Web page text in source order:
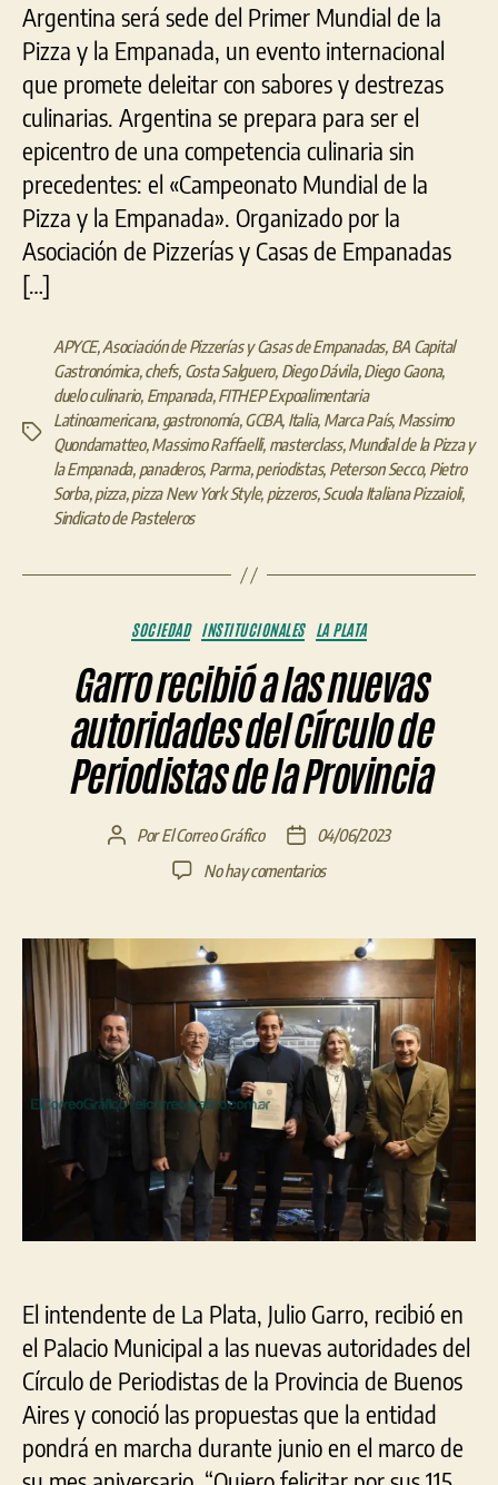
Argentina será sede del Primer Mundial de la
Pizza y la Empanada, un evento internacional
que promete deleitar con sabores y destrezas
culinarias. Argentina se prepara para ser el
epicentro de una competencia culinaria sin
precedentes: el «Campeonato Mundial de la
Pizza y la Empanada». Organizado por la
Asociación de Pizzerías y Casas de Empanadas
[…]
Etiquetas
APYCE,Asociación de Pizzerías y Casas de Empanadas, BA Capital
Gastronómica,chefs, Costa Salguero, Diego Dávila,Diego Gaona,
duelo culinario, Empanada,FITHEP Expoalimentaria
Latinoamericana, gastronomía,GCBA, Italia, Marca País, Massimo
Quondamatteo,Massimo Raffaelli, masterclass,Mundial de la Pizza y
la Empanada, panaderos, Parma,periodistas, Peterson Secco, Pietro
Sorba,pizza,pizza New York Style, pizzeros,Scuola Italiana Pizzaioli,
Sindicato de Pasteleros
Categorías
SOCIEDAD INSTITUCIONALES LA PLATA
Garro recibió a las nuevas
autoridades del Círculo de
Periodistas de la Provincia
AutorPorEl Correo Gráfico
Fecha
de
04/06/2023
No hay comentariosen
a
las
nuevas
autoridades
del
Círculo
de
Periodistas
de
la
Provincia
El intendente de La Plata, Julio Garro, recibió en
el Palacio Municipal a las nuevas autoridades del
Círculo de Periodistas de la Provincia de Buenos
Aires y conoció las propuestas que la entidad
pondrá en marcha durante junio en el marco de